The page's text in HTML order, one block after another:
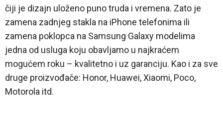
čiji je dizajn uloženo puno truda i vremena. Zato je
zamena zadnjeg stakla na iPhone telefonima ili
zamena poklopca na Samsung Galaxy modelima
jedna od usluga koju obavljamo u najkraćem
mogućem roku – kvalitetno i uz garanciju. Kao i za sve
druge proizvođače: Honor, Huawei, Xiaomi, Poco,
Motorola itd.